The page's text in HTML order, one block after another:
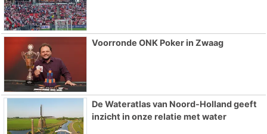
Voorronde ONK Poker in Zwaag
De Wateratlas van Noord-Holland geeft
inzicht in onze relatie met water